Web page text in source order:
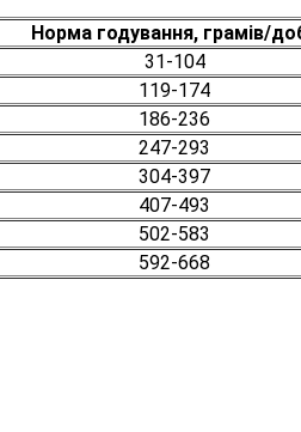
Норма годування, грамів/
31-104
119-174
186-236
247-293
304-397
407-493
502-583
592-668